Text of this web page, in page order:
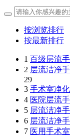
按浏览排行
按最新排行
1 百级层流
2 层流洁净
29
3 手术室净
4 医院层流
5 层流洁净
6 层流洁净
7 医用手术